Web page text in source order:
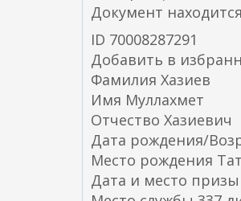
Документ
ID 70008287291
Добавить в
Фамилия Хазиев
Имя Муллахмет
Отчество Хазиевич
Дата рождения/
Место рождения
Дата и место